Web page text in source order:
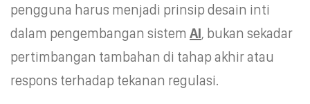
pengguna harus menjadi prinsip desain inti
dalam pengembangan sistem AI, bukan sekadar
pertimbangan tambahan di tahap akhir atau
respons terhadap tekanan regulasi.